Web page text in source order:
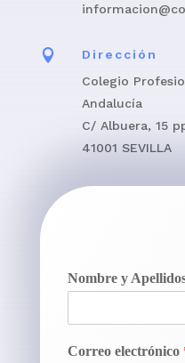

Dirección
Colegio
Andalucía
C/ Albuera, 15
41001 SEVILLA
Nombre y
Correo electrónico